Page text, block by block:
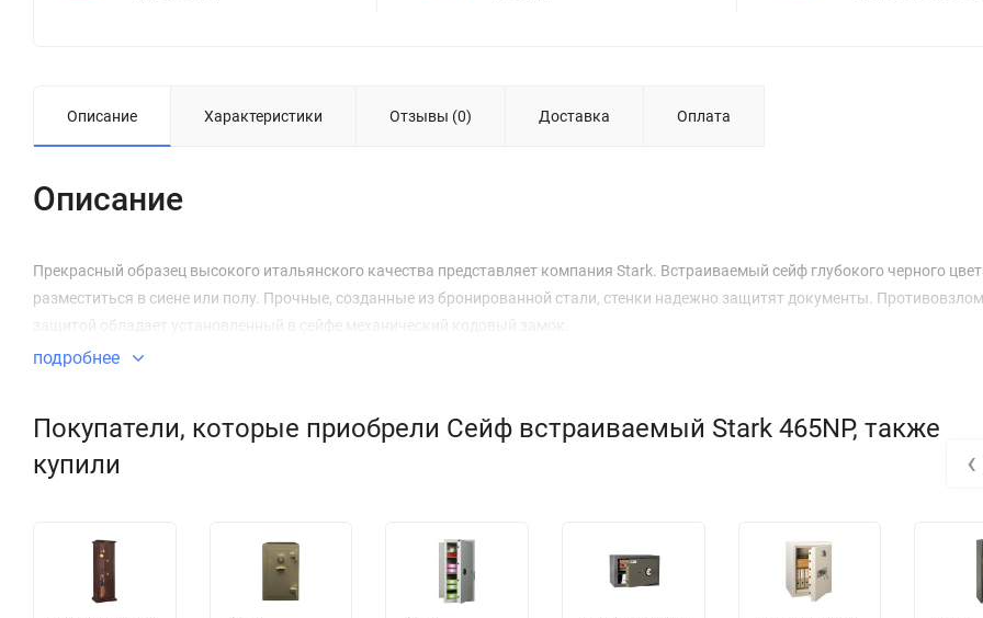
Описание Характеристики Отзывы (0) Доставка Оплата
Описание
Прекрасный образец высокого итальянского качества представляет компания Stark. Встраиваемый сейф глубокого черного
разместиться в сиене или полу. Прочные, созданные из бронированной стали, стенки надежно защитят документы.
защитой обладает установленный в сейфе механический кодовый замок.
подробнее
Покупатели, которые приобрели Сейф встраиваемый Stark 465NP, также
купили
‹